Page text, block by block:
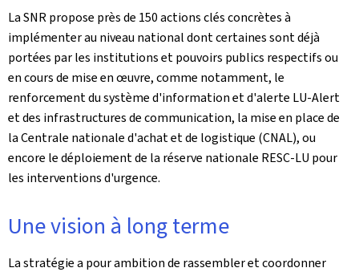
La SNR propose près de 150 actions clés concrètes à
implémenter au niveau national dont certaines sont déjà
portées par les institutions et pouvoirs publics respectifs ou
en cours de mise en œuvre, comme notamment, le
renforcement du système d'information et d'alerte LU-Alert
et des infrastructures de communication, la mise en place de
la Centrale nationale d'achat et de logistique (CNAL), ou
encore le déploiement de la réserve nationale RESC-LU pour
les interventions d'urgence.
Une vision à long terme
La stratégie a pour ambition de rassembler et coordonner